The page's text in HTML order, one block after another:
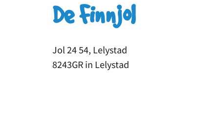
De Finnjol
Jol 24 54, Lelystad
8243GR in Lelystad